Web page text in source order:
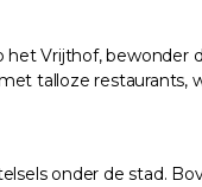
Vrijthof, bewonder
talloze restaurants,
onder de stad.